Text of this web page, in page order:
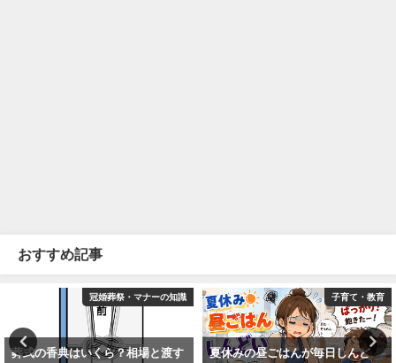
おすすめ記事
冠婚葬祭・マナーの知識
葬式の香典はいくら？相場と渡す
子育て・教育
夏休みの昼ごはんが毎日しんど